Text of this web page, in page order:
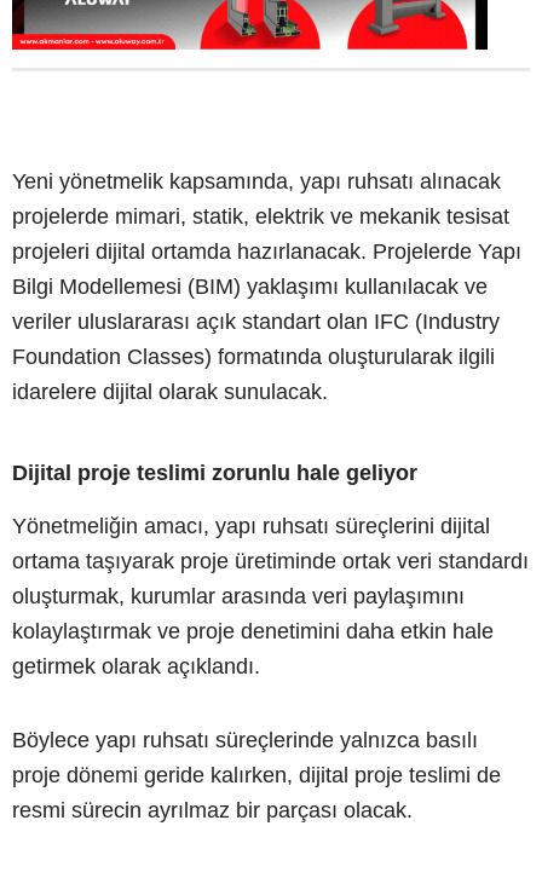
Yeni yönetmelik kapsamında, yapı ruhsatı alınacak
projelerde mimari, statik, elektrik ve mekanik tesisat
projeleri dijital ortamda hazırlanacak. Projelerde Yapı
Bilgi Modellemesi (BIM) yaklaşımı kullanılacak ve
veriler uluslararası açık standart olan IFC (Industry
Foundation Classes) formatında oluşturularak ilgili
idarelere dijital olarak sunulacak.
Dijital proje teslimi zorunlu hale geliyor
Yönetmeliğin amacı, yapı ruhsatı süreçlerini dijital
ortama taşıyarak proje üretiminde ortak veri standardı
oluşturmak, kurumlar arasında veri paylaşımını
kolaylaştırmak ve proje denetimini daha etkin hale
getirmek olarak açıklandı.
Böylece yapı ruhsatı süreçlerinde yalnızca basılı
proje dönemi geride kalırken, dijital proje teslimi de
resmi sürecin ayrılmaz bir parçası olacak.